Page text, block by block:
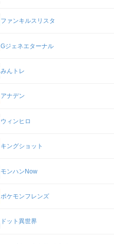
ファンキルスリスタ
Gジェネエターナル
みんトレ
アナデン
ウィンヒロ
キングショット
モンハンNow
ポケモンフレンズ
ドット異世界